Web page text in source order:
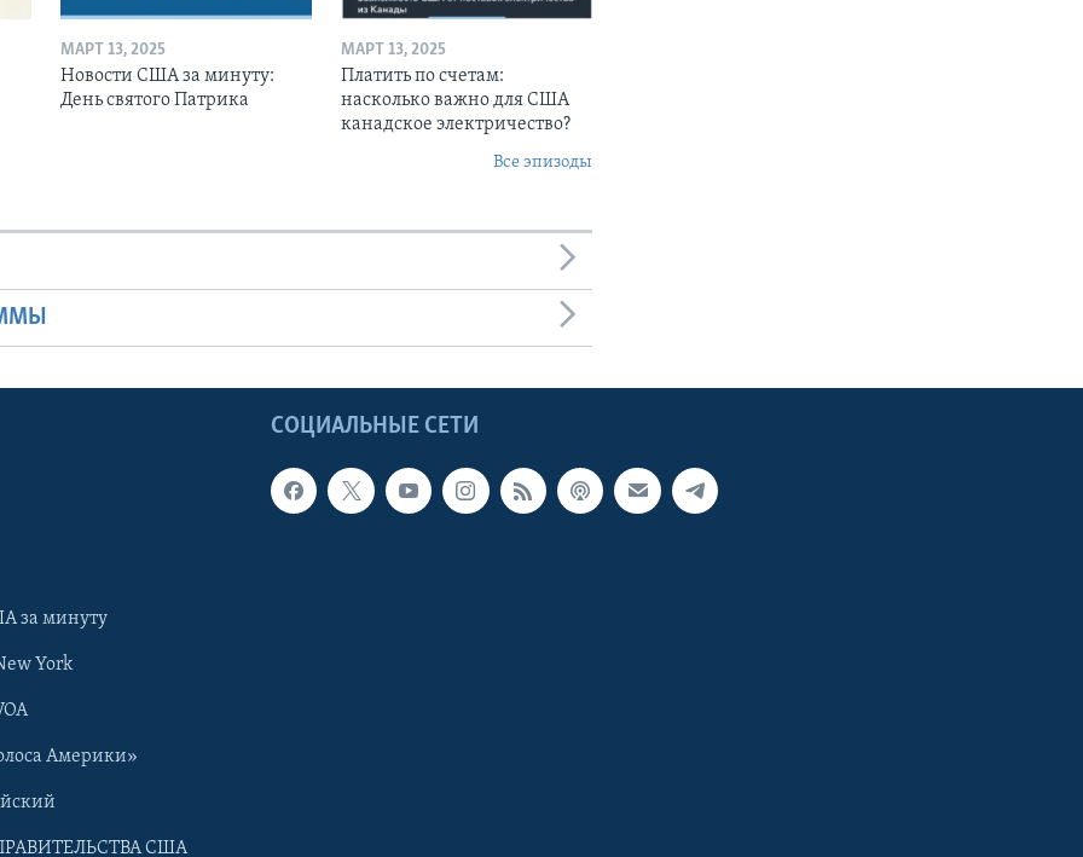
МАРТ 13, 2025
Новости США за минуту:
День святого Патрика
МАРТ 13, 2025
Платить по счетам:
насколько важно для США
канадское электричество?
Все эпизоды
СОЦИАЛЬНЫЕ СЕТИ
за минуту
York
Америки»
США